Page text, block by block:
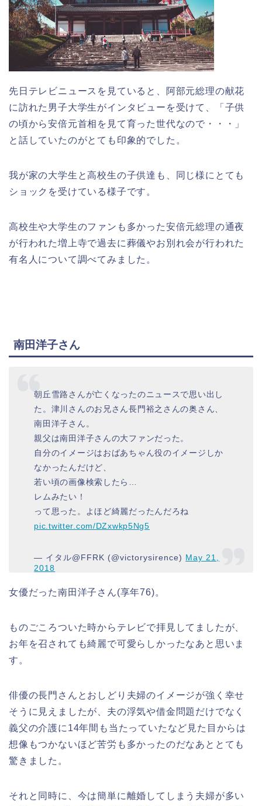
先日テレビニュースを見ていると、阿部元総理の献花
に訪れた男子大学生がインタビューを受けて、「子供
の頃から安倍元首相を見て育った世代なので・・・」
と話していたのがとても印象的でした。
我が家の大学生と高校生の子供達も、同じ様にとても
ショックを受けている様子です。
高校生や大学生のファンも多かった安倍元総理の通夜
が行われた増上寺で過去に葬儀やお別れ会が行われた
有名人について調べてみました。
南田洋子さん
朝丘雪路さんが亡くなったのニュースで思い出し
た。津川さんのお兄さん長門裕之さんの奥さん、
南田洋子さん。
親父は南田洋子さんの大ファンだった。
自分のイメージはおばあちゃん役のイメージしか
なかったんだけど、
若い頃の画像検索したら…
レムみたい！
って思った。よほど綺麗だったんだろね
pic.twitter.com/DZxwkp5Ng5
— イタル@FFRK (@victorysirence) May 21,
2018
女優だった南田洋子さん(享年76)。
ものごころついた時からテレビで拝見してましたが、
お年を召されても綺麗で可愛らしかったなあと思いま
す。
俳優の長門さんとおしどり夫婦のイメージが強く幸せ
そうに見えましたが、夫の浮気や借金問題だけでなく
義父の介護に14年間も当たっていたなど見た目からは
想像もつかないほど苦労も多かったのだなあととても
驚きました。
それと同時に、今は簡単に離婚してしまう夫婦が多い